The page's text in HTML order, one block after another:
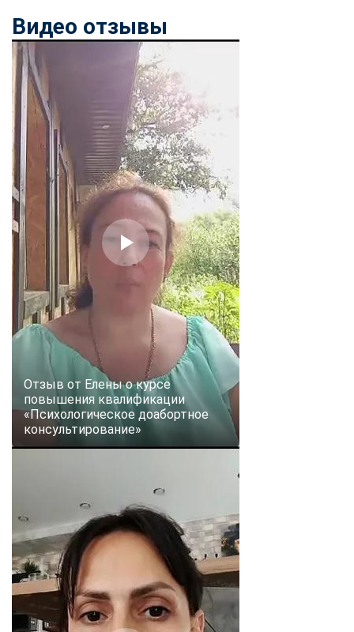
Видео отзывы
Отзыв от Елены о курсе
повышения квалификации
«Психологическое доабортное
консультирование»